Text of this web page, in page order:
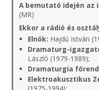
A bemutató idején az
(MR)
Ekkor a rádió és
Elnök: Hajdú István
Dramaturg-
László (1979-1989);
Dramaturgia
Elektroakusztikus